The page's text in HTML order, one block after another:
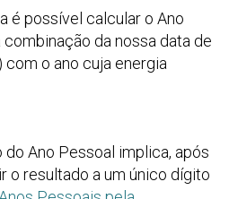
é possível calcular o Ano
da nossa data de
o ano cuja energia
Ano Pessoal implica, após
o resultado a um único dígito